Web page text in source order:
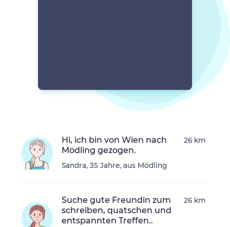
Hi, ich bin von Wien nach
Mödling gezogen.
Sandra, 35 Jahre, aus Mödling
26 km
Suche gute Freundin zum
schreiben, quatschen und
entspannten Treffen..
26 km